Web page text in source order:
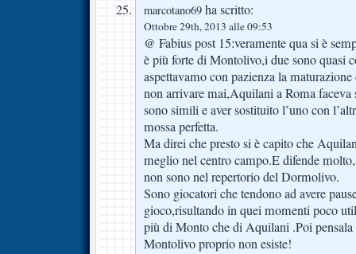
marcotano69 ha scritto:
Ottobre 29th, 2013 alle 09:53
@ Fabius post 15:veramente qua si è
è più forte di Montolivo,i due sono quasi
aspettavamo con pazienza la
non arrivare mai,Aquilani a Roma
sono simili e aver sostituito l’uno con
mossa perfetta.
Ma direi che presto si è capito che
meglio nel centro campo.E difende
non sono nel repertorio del Dormolivo.
Sono giocatori che tendono ad avere
gioco,risultando in quei momenti poco
più di Monto che di Aquilani .Poi
Montolivo proprio non esiste!